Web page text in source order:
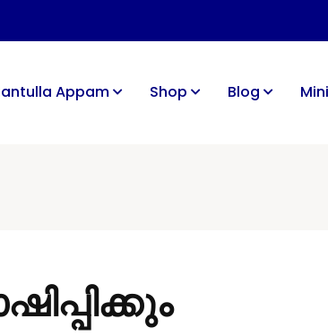
Appam Shop Blog